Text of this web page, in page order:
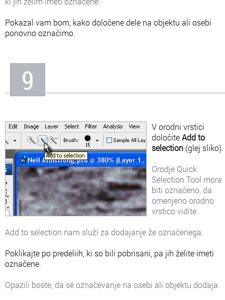
Pokazal vam bom, kako določene dele na objektu ali osebi
ponovno označimo.
9
V orodni vrstici
določiteAdd to
selection (glej sliko).
Orodje Quick
Selection Tool mora
biti označeno, da
omenjeno orodno
vrstico vidite.
Add to selection nam služi za dodajanje že označenega.
Poklikajte po predeliih, ki so bili pobrisani, pa jih želite imeti
označene.
Opazili boste, da se označevanje na osebi ali objektu dodaja.